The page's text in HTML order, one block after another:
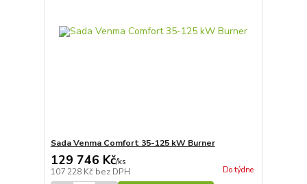
Sada Venma Comfort 35-125 kW Burner
129 746 Kč/ks
107 228 Kč bez DPH Do týdne